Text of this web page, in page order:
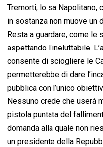
Tremorti, lo sa Napolitano,
in sostanza non muove un
Resta a guardare, come le
aspettando l’ineluttabile.
consente di sciogliere le
permetterebbe di dare
pubblica con l’unico
Nessuno crede che userà
pistola puntata del
domanda alla quale non
un presidente della